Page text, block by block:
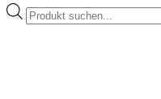
Products
search